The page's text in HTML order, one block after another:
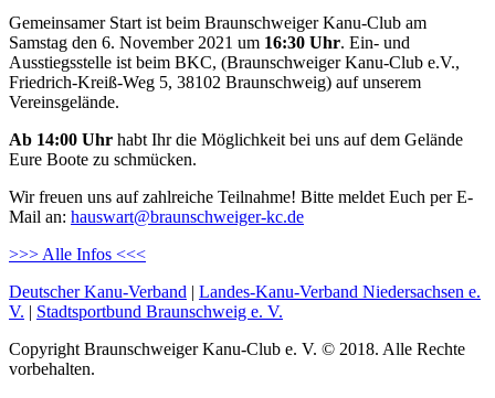
Gemeinsamer Start ist beim Braunschweiger Kanu-Club am
Samstag den 6. November 2021 um 16:30 Uhr. Ein- und
Ausstiegsstelle ist beim BKC, (Braunschweiger Kanu-Club e.V.,
Friedrich-Kreiß-Weg 5, 38102 Braunschweig) auf unserem
Vereinsgelände.
Ab 14:00 Uhr habt Ihr die Möglichkeit bei uns auf dem Gelände
Eure Boote zu schmücken.
Wir freuen uns auf zahlreiche Teilnahme! Bitte meldet Euch per E-
Mail an: hauswart@braunschweiger-kc.de
>>> Alle Infos <<<
Deutscher Kanu-Verband | Landes-Kanu-Verband Niedersachsen e.
V. | Stadtsportbund Braunschweig e. V.
Copyright Braunschweiger Kanu-Club e. V. © 2018. Alle Rechte
vorbehalten.